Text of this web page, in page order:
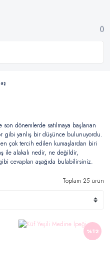
son dönemlerde satılmaya başlanan
gibi yanlış bir düşünce bulunuyordu.
çok tercih edilen kumaşlardan biri
ile alakalı nedir, ne değildir,
cevapları aşağıda bulabilirsiniz.
Toplam 25 ürün
%12